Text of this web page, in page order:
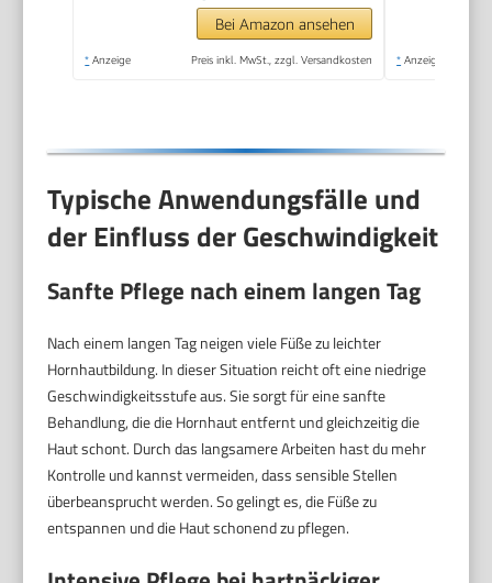
Haut mit Urea
Bei Amazon ansehen
* Anzeige Preis inkl. MwSt., zzgl. Versandkosten * Anzeige
Typische Anwendungsfälle und
der Einfluss der Geschwindigkeit
Sanfte Pflege nach einem langen Tag
Nach einem langen Tag neigen viele Füße zu leichter
Hornhautbildung. In dieser Situation reicht oft eine niedrige
Geschwindigkeitsstufe aus. Sie sorgt für eine sanfte
Behandlung, die die Hornhaut entfernt und gleichzeitig die
Haut schont. Durch das langsamere Arbeiten hast du mehr
Kontrolle und kannst vermeiden, dass sensible Stellen
überbeansprucht werden. So gelingt es, die Füße zu
entspannen und die Haut schonend zu pflegen.